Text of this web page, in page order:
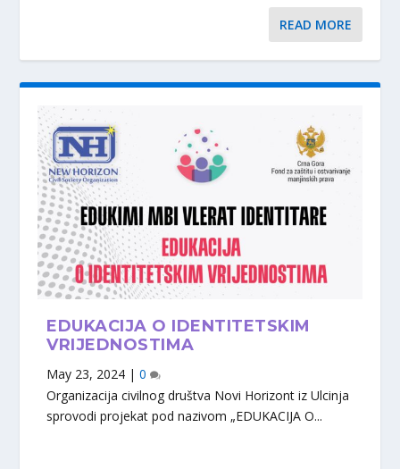
READ MORE
EDUKACIJA O IDENTITETSKIM
VRIJEDNOSTIMA
May 23, 2024 |0
Organizacija civilnog društva Novi Horizont iz Ulcinja
sprovodi projekat pod nazivom „EDUKACIJA O...